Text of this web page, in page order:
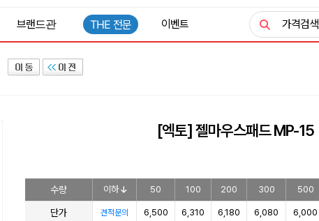
브랜드관 THE 전문 이벤트 가격검색
[엑토] 젤마우스패드 MP-15
수량 이하 50 100 200 300 500
단가 견적문의 6,500 6,310 6,180 6,080 6,000